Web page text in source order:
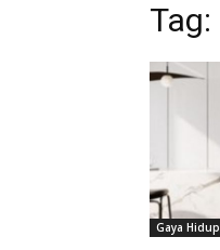
Tag:
Gaya Hidup